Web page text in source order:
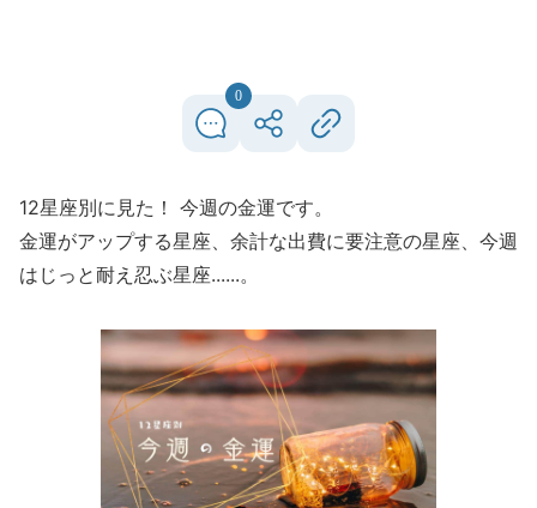
0
12星座別に見た！ 今週の金運です。
金運がアップする星座、余計な出費に要注意の星座、今週
はじっと耐え忍ぶ星座......。